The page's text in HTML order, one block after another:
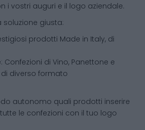
i vostri auguri e il logo aziendale.
soluzione giusta:
prodotti Made in Italy, di
Confezioni di Vino, Panettone e
di diverso formato
autonomo quali prodotti inserire
le confezioni con il tuo logo